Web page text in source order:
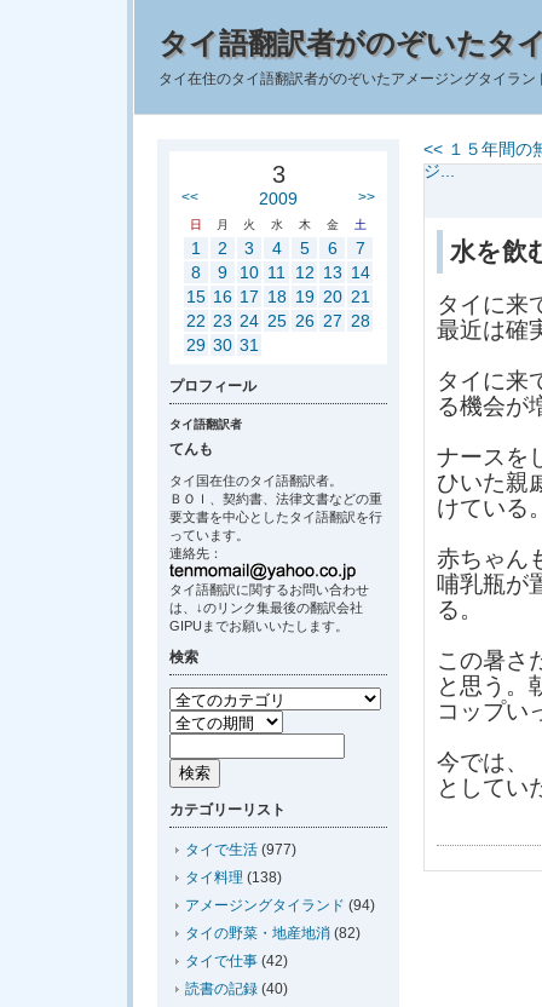
タイ語翻訳者がのぞいたタ
タイ在住のタイ語翻訳者がのぞいたアメージングタイラ
<< １５年間の
ジ...
水を飲
タイに来
最近は確
タイに来
る機会が
ナースを
ひいた親
けている
赤ちゃん
哺乳瓶が
る。
この暑さ
と思う。
コップい
今では、
としてい
3
<< 2009 >>
日 月 火 水 木 金 土
1 2 3 4 5 6
7
8
9 10 11 12 13 14
15 16 17 18 19 20 21
22 23 24 25 26 27 28
29 30 31
プロフィール
タイ語翻訳者
てんも
タイ国在住のタイ語翻訳者。
ＢＯＩ、契約書、法律文書などの重
要文書を中心としたタイ語翻訳を行
っています。
連絡先：
タイ語翻訳に関するお問い合わせ
は、↓のリンク集最後の翻訳会社
GIPUまでお願いいたします。
検索
カテゴリーリスト
タイで生活 (977)
タイ料理 (138)
アメージングタイランド (94)
タイの野菜・地産地消 (82)
タイで仕事 (42)
読書の記録 (40)